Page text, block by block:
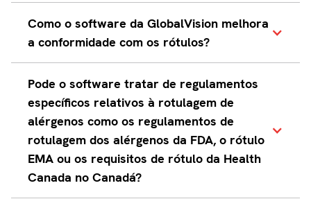
O software de inspecção de controle
de qualidade é uma solução
verificando todos os elementos,
texto, gráficos, Códigos de barras e
códigos QR, braille e ortografia, para
garantir a revisão sem falhas do
rótulo artístico e cumprir rigorosas
normas de rotulagem regulamentar
Como o software da GlobalVision melhora
a conformidade com os rótulos?
O software de inspecção do rótulo
GlobalVision detecta
automaticamente erros em rótulos
farmacêuticos, rótulos de
dispositivos médicos, rótulos de
medicamentos OTC, rótulos de
cosméticos e rótulos de alimentos e
Pode o software tratar de regulamentos
específicos relativos à rotulagem de
alérgenos como os regulamentos de
rotulagem dos alérgenos da FDA, o rótulo
EMA ou os requisitos de rótulo da Health
Canada no Canadá?